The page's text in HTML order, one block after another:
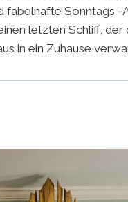
fabelhafte Sonntags -
letzten Schliff,
in ein Zuhause